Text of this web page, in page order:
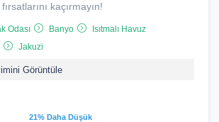
kaçırmayın!
Odası Banyo
Isıtmalı Havuz
Jakuzi
Görüntüle
21% Daha Düşük